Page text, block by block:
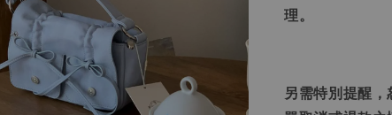
理。
另需特別提醒